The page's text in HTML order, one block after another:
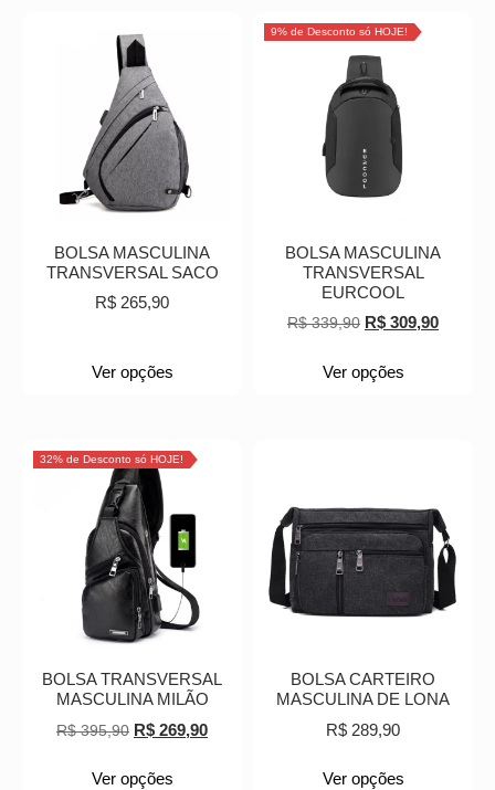
BOLSA MASCULINA
TRANSVERSAL SACO
R$ 265,90
Ver opções
9% de Desconto só HOJE!
BOLSA MASCULINA
TRANSVERSAL
EURCOOL
R$339,90 R$ 309,90
Ver opções
32% de Desconto só HOJE!
BOLSA TRANSVERSAL
MASCULINA MILÃO
R$395,90 R$ 269,90
Ver opções
BOLSA CARTEIRO
MASCULINA DE LONA
R$ 289,90
Ver opções